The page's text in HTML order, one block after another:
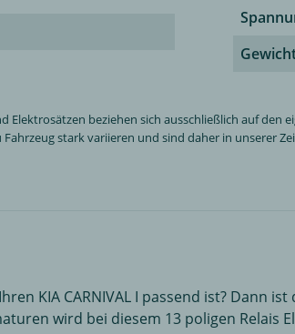
beziehen sich ausschließlich auf den
stark variieren und sind daher in unserer
KIA CARNIVAL I passend ist? Dann
wird bei diesem 13 poligen Relais